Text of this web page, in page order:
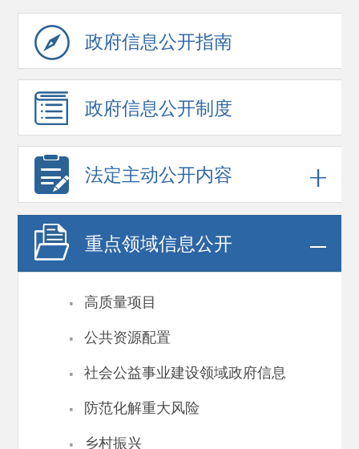
政府信息公开指南
政府信息公开制度
法定主动公开内容
重点领域信息公开
· 高质量项目
· 公共资源配置
· 社会公益事业建设领域政府信息
· 防范化解重大风险
乡村振兴